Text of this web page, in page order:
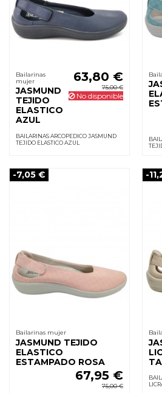
Bailarinas
mujer
JASMUND
TEJIDO
ELASTICO
AZUL
63,80 €
75,00 €
No disponible
BAILARINAS ARCOPEDICO JASMUND
TEJIDO ELASTICO AZUL
-7,05 €
Bailarinas mujer
JASMUND TEJIDO
ELASTICO
ESTAMPADO ROSA
67,95 €
75,00 €
-